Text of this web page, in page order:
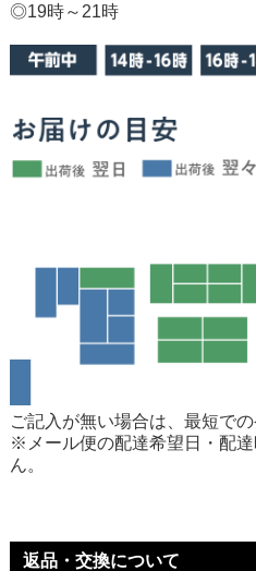
◎19時～21時
ご記入が無い場合は、最短での
※メール便の配達希望日・配
ん。
返品・交換について